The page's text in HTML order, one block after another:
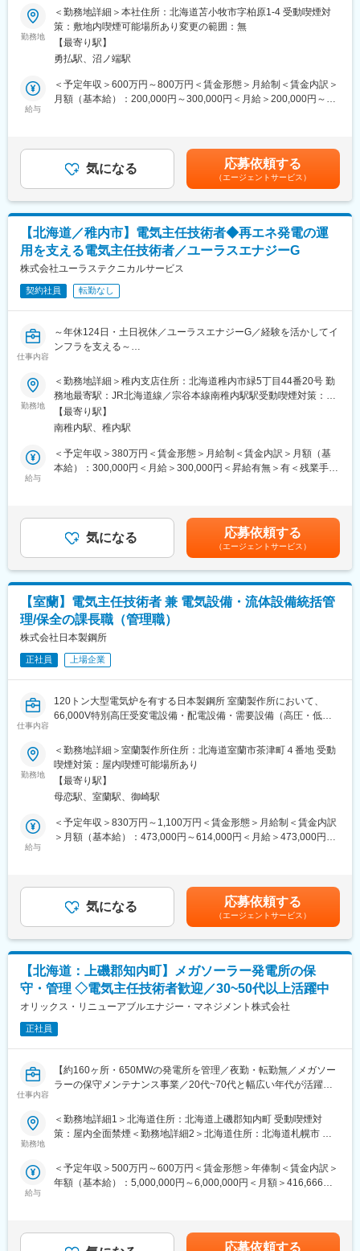
ことも視野にいれた活動を日々行っています。
■当社について：
廃棄物を資源として再生・再利用する資源循環型の発電システム
ら地球環境保全のために循環型社会の実現に貢献しております。
電気主任技術者（電験二種）として、北海道工場にて従事してい
ただきます。
■業務詳細：
・自動車部品の生産工場における、生産設備全般の電気保全およ
び機械保全業務
・設備故障の原因調査と対策実施による再発防止、故障率低減
・定期点検内容の改善、事後保全の削減、未然防止に有効な予防
全社567名で構成されております。
■入社後の流れ：
今までのご経験に合わせて、１つずつ業務を学んで頂きます。先
「いすゞエンジン製造北海道株式会社」として分社し、いすゞグ
ループの中でのエンジン部品の生産拠点として、IMM※1（い
すゞ・マニュファクチャリング・マネージメント）による厳密な
品質管理のもと、お客様に信頼される製品づくりに励んでおりま
す。2010年からは、技術と製品で「運ぶ」を支える「ものづくり
事業」に加えライフサイクルで「運ぶ」を支える「リビルト（再
生）事業」も開始いたしました。
■今後の展望：
自動車基幹部品の製造過程である、材料成型（アルミ鋳造）～加
工組立工程について、多くの製造ラインがあり、今後、新規分野
務拡大も目指しています。試作から量産まで広く対応できる、異
なる鋳造方法（高圧鋳造・重力鋳造・砂型鋳造）による粗材の生
産を行っており、製品仕様も小型から大型粗材迄幅広く取り扱っ
ています。CAE解析を活用したアルミ素材成型工程から、高能率
躍できるフィールドがございます。
勤務地
＜勤務地詳細＞本社住所：北海道苫小牧市字柏原1-4 受動喫煙対
策：敷地内喫煙可能場所あり変更の範囲：無
【最寄り駅】
勇払駅、沼ノ端駅
給与
＜予定年収＞600万円～800万円＜賃金形態＞月給制＜賃金内訳＞
月額（基本給）：200,000円～300,000円＜月給＞200,000円～
月■モデル年収：748万円(38歳/経験14年/課長クラス)。賃金はあ
くまでも目安の金額であり、選考を通じて上下する可能性があり
ます。月給(月額)は固定手当を含めた表記です。
気になる 応募依頼する
（エージェントサービス）
【北海道／稚内市】電気主任技術者◆再エネ発電の運
用を支える電気主任技術者／ユーラスエナジーG
株式会社ユーラステクニカルサービス
契約社員 転勤なし
仕事内容
～年休124日・土日祝休／ユーラスエナジーG／経験を活かしてイ
ンフラを支える～
■ポジション概要：
風力発電事業において国内でも有力なユーラスエナジーグループ
の国内発電所の運営・管理を担うユーラステクニカルサービスに
て、国内風力発電所（ウィンドファーム）の運転・保守担当者と
して業務に携わっていただきます。ユーラスエナジーグループは
日本国内の他、欧米、韓国、及び豪州等で再生可能エネルギー事
業を展開。近年太陽光発電も手掛け、国内外に100社以上の子会
・電気事業法第43条に定める電気主任技術者としての業務ならび
に当社が指定する業務
・電気工作物の工事、維持及び運用に従事する者に対する電気工
施工時の監督及び完成時の検査
・電気工作物の保守業務に関する年度計画書の作成
・電力会社への発電所運用に関する対応業務
・非常災害発生時における保安確保のための処置及び送電の停止
・見学者への説明対応
・行政官庁・地権者・近隣住民等への対応
・その他当該発電所の建設・運営に必要とされることの指示なら
びに指導等
■このポジションの魅力：
満75歳が定年となります。そのため、働きたいという意思をお持
ちであれば長く働くことができます。実際に現在このポジション
の平均年齢は69歳で、70代の方も活躍しています。
■組織構成：
・事業所長・総合職12名
当社は世界有数の再生可能エネルギー事業を手掛けるユーラスエ
ナジーグループの日本国内の運転維持管理を行っております。
変更の範囲：会社の定める業務
勤務地
＜勤務地詳細＞稚内支店住所：北海道稚内市緑5丁目44番20号 勤
務地最寄駅：JR北海道線／宗谷本線南稚内駅駅受動喫煙対策：屋
内全面禁煙変更の範囲：会社の定める事業所
【最寄り駅】
南稚内駅、稚内駅
給与
＜予定年収＞380万円＜賃金形態＞月給制＜賃金内訳＞月額（基
本給）：300,000円＜月給＞300,000円＜昇給有無＞有＜残業手当
があります。月給(月額)は固定手当を含めた表記です。
気になる 応募依頼する
（エージェントサービス）
【室蘭】電気主任技術者 兼 電気設備・流体設備統括管
理/保全の課長職（管理職）
株式会社日本製鋼所
正社員 上場企業
仕事内容
120トン大型電気炉を有する日本製鋼所 室蘭製作所において、
66,000V特別高圧受変電設備・配電設備・需要設備（高圧・低圧
大型ボイラーやコンプレッサー及び各種流体配管設備の維持更新
計画立案と管理、高圧ガス設備管理まで、統括マネジメント業務
全般をお任せします。
また、計測機器検定業務管理や安全・品質・環境監査対応まで幅
広くお任せします。
■具体的な業務内容
実施、故障一次対応
・流体・インフラ設備の維持更新計画立案と統括管理：大型ボイ
ラー、大型コンプレッサー、圧縮空気・天然ガス・酸素・蒸気・
との調整・折衝
・設備投資・修繕計画：設備投資及び修繕工事の予算策定、計
画、進捗管理
・省エネルギー・カーボンニュートラル・DX推進、マネジメン
ト・コンプライアンス・監査対応
■企業・事業の魅力
日本製鋼所は、素材・産業機械分野で世界トップクラスの技術力
を誇る老舗メーカーです。室蘭製作所は大型鍛鋼品やエネルギー
関連製品の製造拠点として重要な役割を担い、発電・インフラ・
特に大型電気炉を有する一大生産拠点であり、設備規模・技術レ
ベルともに国内有数。カーボンニュートラルや省エネ化にも積極
ャリアを築けます。
勤務地
＜勤務地詳細＞室蘭製作所住所：北海道室蘭市茶津町４番地 受動
喫煙対策：屋内喫煙可能場所あり
【最寄り駅】
母恋駅、室蘭駅、御崎駅
給与
＜予定年収＞830万円～1,100万円＜賃金形態＞月給制＜賃金内訳
＞月額（基本給）：473,000円～614,000円＜月給＞473,000円～
くまでも目安の金額であり、選考を通じて上下する可能性があり
ます。月給(月額)は固定手当を含めた表記です。
気になる 応募依頼する
（エージェントサービス）
【北海道：上磯郡知内町】メガソーラー発電所の保
守・管理 ◇電気主任技術者歓迎／30~50代以上活躍中
オリックス・リニューアブルエナジー・マネジメント株式会社
正社員
仕事内容
【約160ヶ所・650MWの発電所を管理／夜勤・転勤無／メガソー
ラーの保守メンテナンス事業／20代~70代と幅広い年代が活躍中
■業務概要：
オリックス社の100％出資子会社である当社において、太陽光発
【具体的業務】
など）
勤務地
＜勤務地詳細1＞北海道住所：北海道上磯郡知内町 受動喫煙対
策：屋内全面禁煙＜勤務地詳細2＞北海道住所：北海道札幌市 受
給与
＜予定年収＞500万円～600万円＜賃金形態＞年俸制＜賃金内訳＞
年額（基本給）：5,000,000円～6,000,000円＜月額＞416,666円
給）保安従事者 または 実務経歴書保有者は ＋60万円～/年賃
応募依頼する